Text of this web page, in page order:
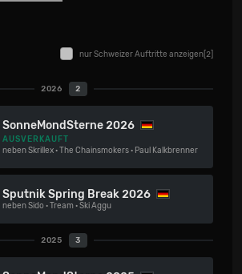
nur Schweizer Auftritte anzeigen [2]
2026 2
SonneMondSterne 2026
AUSVERKAUFT
nebenSkrillex·The Chainsmokers· Paul Kalkbrenner
Sputnik Spring Break 2026
nebenSido ·Tream ·Ski Aggu
2025 3